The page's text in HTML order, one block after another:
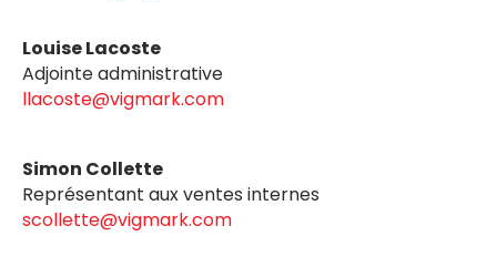
Louise Lacoste
Adjointe administrative
llacoste@vigmark.com
Simon Collette
Représentant aux ventes internes
scollette@vigmark.com